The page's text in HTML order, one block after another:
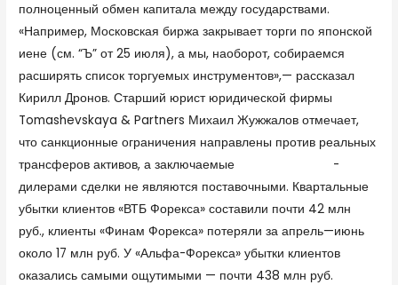
полноценный обмен капитала между государствами.
«Например, Московская биржа закрывает торги по японской
иене (см. “Ъ” от 25 июля), а мы, наоборот, собираемся
расширять список торгуемых инструментов»,— рассказал
Кирилл Дронов. Старший юрист юридической фирмы
Tomashevskaya & Partners Михаил Жужжалов отмечает,
что санкционные ограничения направлены против реальных
трансферов активов, а заключаемые
-
дилерами сделки не являются поставочными. Квартальные
убытки клиентов «ВТБ Форекса» составили почти 42 млн
руб., клиенты «Финам Форекса» потеряли за апрель—июнь
около 17 млн руб. У «Альфа-Форекса» убытки клиентов
оказались самыми ощутимыми — почти 438 млн руб.